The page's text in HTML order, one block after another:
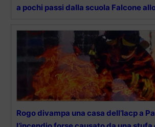
a pochi passi dalla scuola Falcone
Rogo divampa una casa dell’Iacp a